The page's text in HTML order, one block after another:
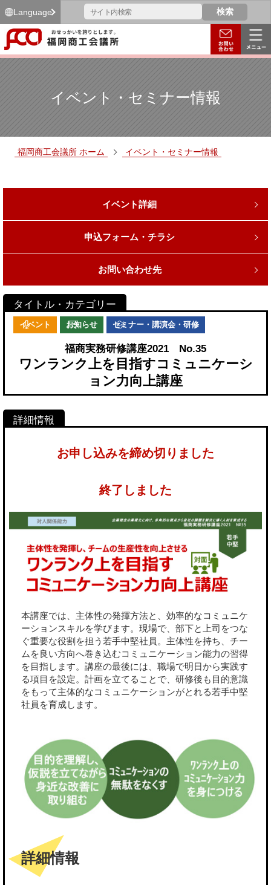
Language
イベント・セミナー情報
福岡商工会議所 ホーム イベント・セミナー情報
イベント詳細
申込フォーム・チラシ
お問い合わせ先
イベント お知らせ セミナー・講演会・研修
福商実務研修講座2021 No.35
ワンランク上を目指すコミュニケーシ
ョン力向上講座
お申し込みを締め切りました
終了しました
本講座では、主体性の発揮方法と、効率的なコミュニケ
ーションスキルを学びます。現場で、部下と上司をつな
ぐ重要な役割を担う若手中堅社員。主体性を持ち、チー
ムを良い方向へ巻き込むコミュニケーション能力の習得
を目指します。講座の最後には、職場で明日から実践す
る項目を設定。計画を立てることで、研修後も目的意識
をもって主体的なコミュニケーションがとれる若手中堅
社員を育成します。
詳細情報